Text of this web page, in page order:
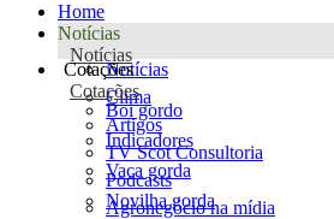
Home
Notícias
Notícias
Notícias
Clima
Artigos
TV Scot Consultoria
Podcasts
Agronegócio na mídia
Cotações
Cotações
Boi gordo
Indicadores
Vaca gorda
Novilha gorda